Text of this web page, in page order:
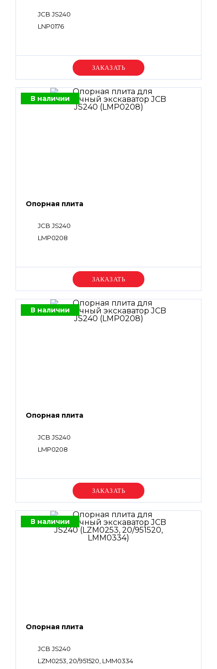
JCB JS240
LNP0176
Уточняйте цену
В наличии
Опорная плита
JCB JS240
LMP0208
Уточняйте цену
В наличии
Опорная плита
JCB JS240
LMP0208
Уточняйте цену
В наличии
Опорная плита
JCB JS240
LZM0253, 20/951520, LMM0334